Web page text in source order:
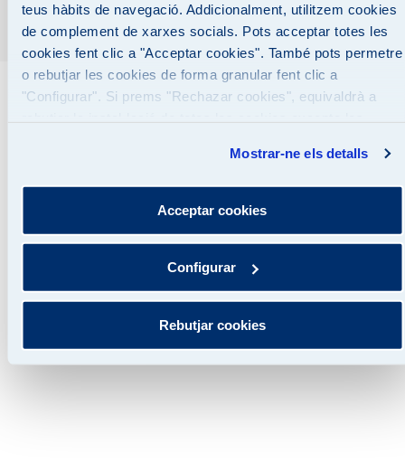
teus hàbits de navegació. Addicionalment, utilitzem cookies
de complement de xarxes socials. Pots acceptar totes les
cookies fent clic a "Acceptar cookies". També pots permetre
o rebutjar les cookies de forma granular fent clic a
"Configurar". Si prems "Rechazar cookies", equivaldrà a
funcioni i que, per tant, no es poden desactivar. Pots
consultar més informació a la nostraPolítica de Cookies
Mostrar-ne els detalls
Acceptar cookies
Configurar
Rebutjar cookies
Avís legalProtecció de dadesPolítica de cookies
Declaració d’accessibilitat